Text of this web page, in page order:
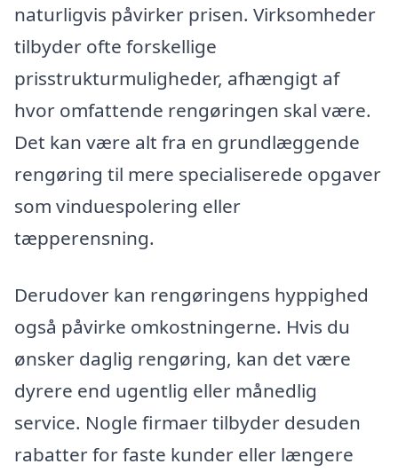
naturligvis påvirker prisen. Virksomheder
tilbyder ofte forskellige
prisstrukturmuligheder, afhængigt af
hvor omfattende rengøringen skal være.
Det kan være alt fra en grundlæggende
rengøring til mere specialiserede opgaver
som vinduespolering eller
tæpperensning.
Derudover kan rengøringens hyppighed
også påvirke omkostningerne. Hvis du
ønsker daglig rengøring, kan det være
dyrere end ugentlig eller månedlig
service. Nogle firmaer tilbyder desuden
rabatter for faste kunder eller længere